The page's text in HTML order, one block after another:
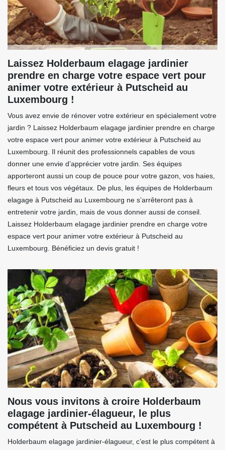
Laissez Holderbaum elagage jardinier
prendre en charge votre espace vert pour
animer votre extérieur à Putscheid au
Luxembourg !
Vous avez envie de rénover votre extérieur en spécialement votre
jardin ? Laissez Holderbaum elagage jardinier prendre en charge
votre espace vert pour animer votre extérieur à Putscheid au
Luxembourg. Il réunit des professionnels capables de vous
donner une envie d’apprécier votre jardin. Ses équipes
apporteront aussi un coup de pouce pour votre gazon, vos haies,
fleurs et tous vos végétaux. De plus, les équipes de Holderbaum
elagage à Putscheid au Luxembourg ne s’arrêteront pas à
entretenir votre jardin, mais de vous donner aussi de conseil.
Laissez Holderbaum elagage jardinier prendre en charge votre
espace vert pour animer votre extérieur à Putscheid au
Luxembourg. Bénéficiez un devis gratuit !
Nous vous invitons à croire Holderbaum
elagage jardinier-élagueur, le plus
compétent à Putscheid au Luxembourg !
Holderbaum elagage jardinier-élagueur, c’est le plus compétent à